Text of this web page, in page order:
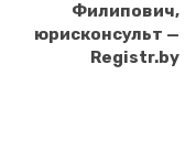
Филипович,
юрисконсульт —
Registr.by